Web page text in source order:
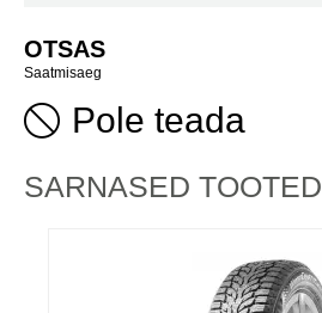
OTSAS
Saatmisaeg
Pole teada
SARNASED TOOTED